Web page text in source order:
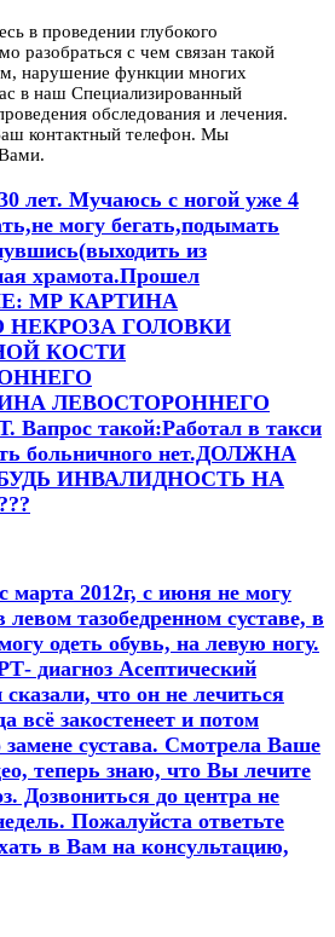
в проведении глубокого
разобраться с чем связан такой
нарушение функции многих
в наш Специализированный
обследования и лечения.
контактный телефон. Мы
лет. Мучаюсь с ногой уже 4
могу бегать,подымать
из
храмота.Прошел
МР КАРТИНА
НЕКРОЗА ГОЛОВКИ
КОСТИ
ЛЕВОСТОРОННЕГО
такой:Работал в такси
больничного нет.ДОЛЖНА
ИНВАЛИДНОСТЬ НА
марта 2012г, с июня не могу
левом тазобедренном суставе, в
одеть обувь, на левую ногу.
диагноз Асептический
что он не лечиться
всё закостенеет и потом
сустава. Смотрела Ваше
теперь знаю, что Вы лечите
Дозвониться до центра не
Пожалуйста ответьте
в Вам на консультацию,